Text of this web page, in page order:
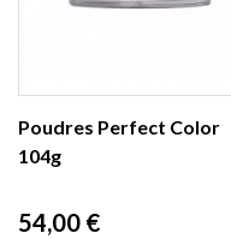
Poudres Perfect Color
104g
Prix
54,00 €